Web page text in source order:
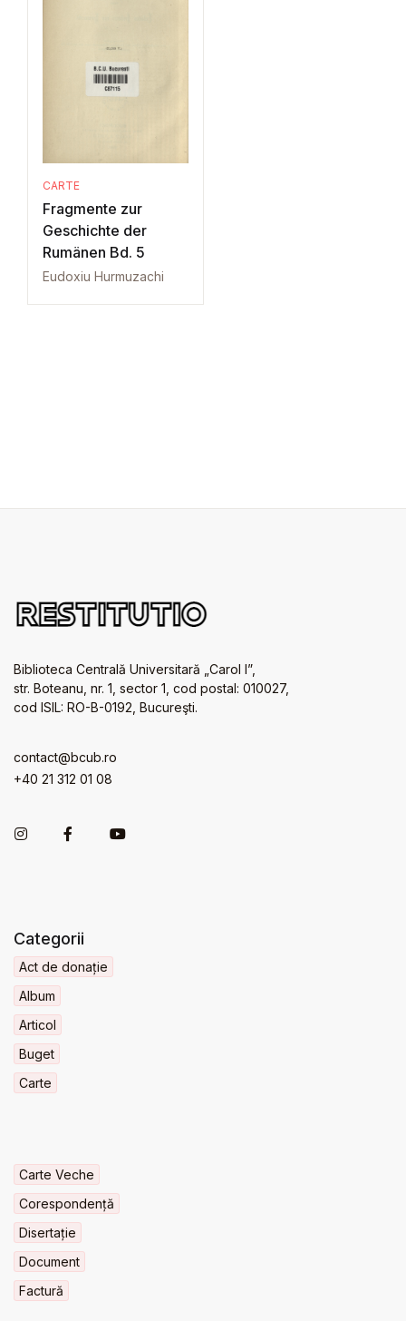
CARTE
Fragmente zur
Geschichte der
Rumänen Bd. 5
Eudoxiu Hurmuzachi
Biblioteca Centrală Universitară „Carol I”,
str. Boteanu, nr. 1, sector 1, cod postal: 010027,
cod ISIL: RO-B-0192, Bucureşti.
contact@bcub.ro
+40 21 312 01 08
Categorii
Act de donație
Album
Articol
Buget
Carte
Carte Veche
Corespondență
Disertație
Document
Factură